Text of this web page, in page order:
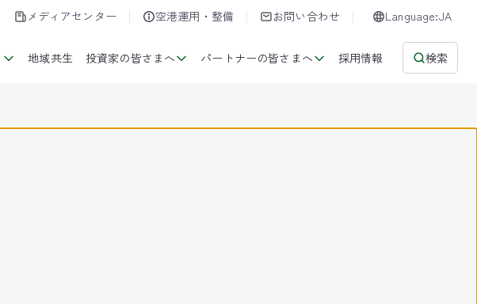
メディアセンター 空港運用・整備 お問い合わせ Language:JA
地域共生 投資家の皆さまへ パートナーの皆さまへ 採用情報 検索